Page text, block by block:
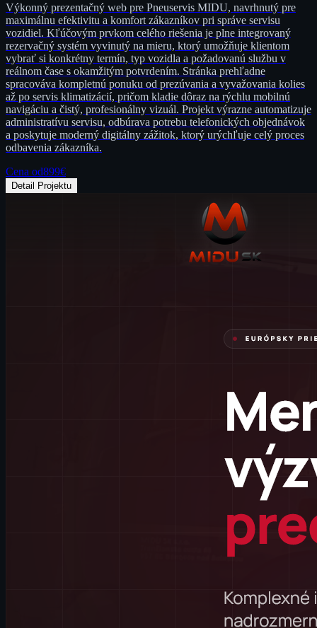
Výkonný prezentačný web pre Pneuservis MIDU, navrhnutý pre
maximálnu efektivitu a komfort zákazníkov pri správe servisu
vozidiel. Kľúčovým prvkom celého riešenia je plne integrovaný
rezervačný systém vyvinutý na mieru, ktorý umožňuje klientom
vybrať si konkrétny termín, typ vozidla a požadovanú službu v
reálnom čase s okamžitým potvrdením. Stránka prehľadne
spracováva kompletnú ponuku od prezúvania a vyvažovania kolies
až po servis klimatizácií, pričom kladie dôraz na rýchlu mobilnú
navigáciu a čistý, profesionálny vizuál. Projekt výrazne automatizuje
administratívu servisu, odbúrava potrebu telefonických objednávok
a poskytuje moderný digitálny zážitok, ktorý urýchľuje celý proces
odbavenia zákazníka.
Cena od899€
Detail Projektu